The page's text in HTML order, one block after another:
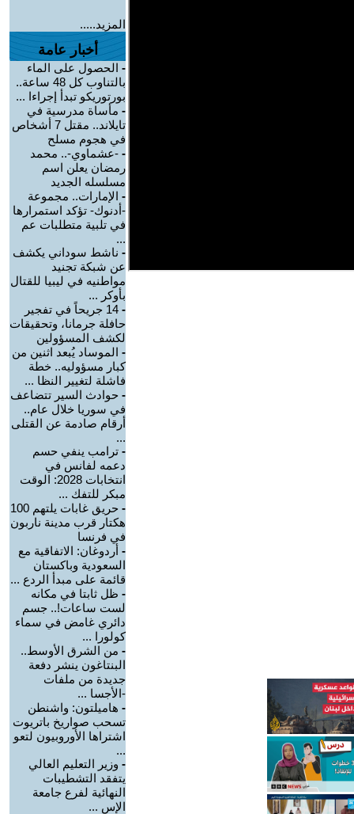
المزيد.....
أخبار عامة
- الحصول على الماء
بالتناوب كل 48 ساعة..
بورتوريكو تبدأ إجراءا ...
- مأساة مدرسية في
تايلاند.. مقتل 7 أشخاص
في هجوم مسلح
- -عشماوي-.. محمد
رمضان يعلن اسم
مسلسله الجديد
- الإمارات.. مجموعة
-أدنوك- تؤكد استمرارها
في تلبية متطلبات عم
...
- ناشط سوداني يكشف
عن شبكة تجنيد
مواطنيه في ليبيا للقتال
بأوكر ...
-
14 جريحاً في تفجير
حافلة جرمانا، وتحقيقات
لكشف المسؤولين
- الموساد يُبعد اثنين من
كبار مسؤوليه.. خطة
فاشلة لتغيير النظا ...
- حوادث السير تتضاعف
في سوريا خلال عام..
أرقام صادمة عن القتلى
...
- ترامب ينفي حسم
دعمه لفانس في
انتخابات 2028: الوقت
مبكر للتفك ...
-
حريق غابات يلتهم 100
هكتار قرب مدينة ناربون
في فرنسا
- أردوغان: الاتفاقية مع
السعودية وباكستان
قائمة على مبدأ الردع ...
- ظل ثابتا في مكانه
لست ساعات!.. جسم
دائري غامض في سماء
كولورا ...
- من الشرق الأوسط..
البنتاغون ينشر دفعة
جديدة من ملفات
-الأجسا ...
- هاميلتون: واشنطن
تسحب صواريخ باتريوت
اشتراها الأوروبيون لتعو
...
- وزير التعليم العالي
يتفقد التشطيبات
النهائية لفرع جامعة
الإس ...